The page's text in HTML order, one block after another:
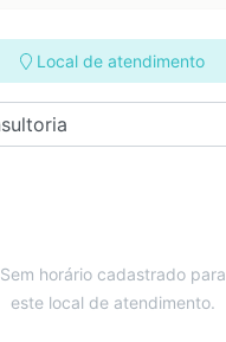
Local de atendimento
Sem horário cadastrado para
este local de atendimento.